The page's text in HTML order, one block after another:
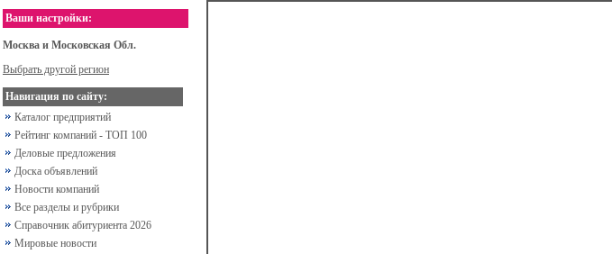
Ваши настройки:
Москва и Московская Обл.
Выбрать другой регион
Навигация по сайту:
Каталог предприятий
Рейтинг компаний - ТОП 100
Деловые предложения
Доска объявлений
Новости компаний
Все разделы и рубрики
Справочник абитуриента 2026
Мировые новости